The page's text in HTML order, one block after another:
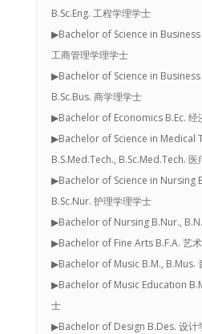
B.Sc.Eng. 工程学理学士
▶Bachelor of Science in
工商管理学理学士
▶Bachelor of Science in Business
B.Sc.Bus. 商学理学士
▶Bachelor of Economics B.Ec. 经
▶Bachelor of Science in Medical
B.S.Med.Tech., B.Sc.Med.Tech.
▶Bachelor of Science in Nursing
B.Sc.Nur. 护理学理学士
▶Bachelor of Nursing B.Nur.,
▶Bachelor of Fine Arts B.F.A. 艺
▶Bachelor of Music B.M., B.Mus.
▶Bachelor of Music Education
士
▶Bachelor of Design B.Des. 设计